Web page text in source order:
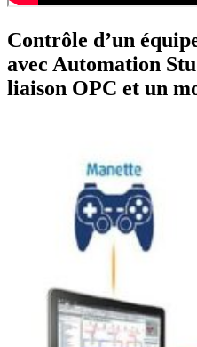
Contrôle d’un
avec Automation
liaison OPC et un